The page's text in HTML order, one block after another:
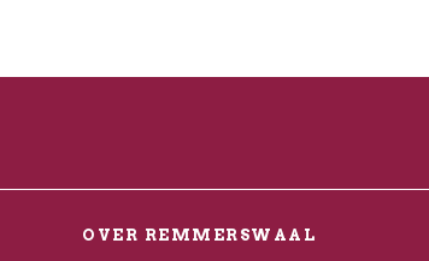
OVER REMMERSWAAL